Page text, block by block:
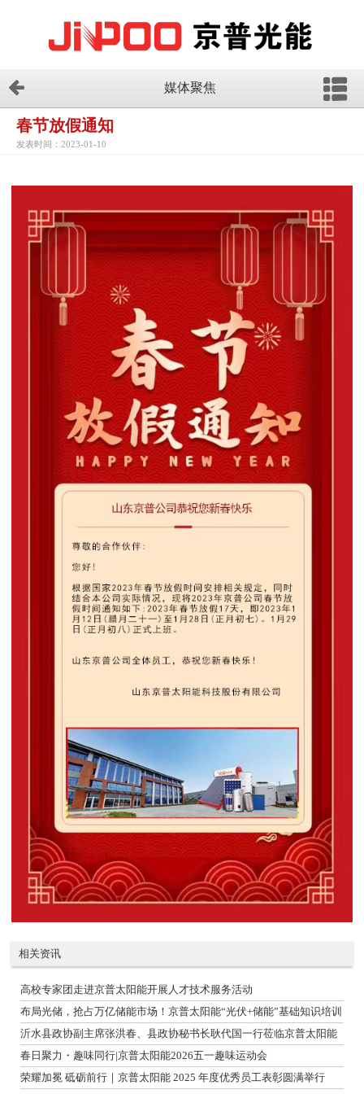
媒体聚焦
春节放假通知
发表时间：2023-01-10
相关资讯
高校专家团走进京普太阳能开展人才技术服务活动
布局光储，抢占万亿储能市场！京普太阳能“光伏+储能”基础知识培训
会！
沂水县政协副主席张洪春、县政协秘书长耿代国一行莅临京普太阳能
调研
春日聚力・趣味同行|京普太阳能2026五一趣味运动会
荣耀加冕 砥砺前行｜京普太阳能 2025 年度优秀员工表彰圆满举行